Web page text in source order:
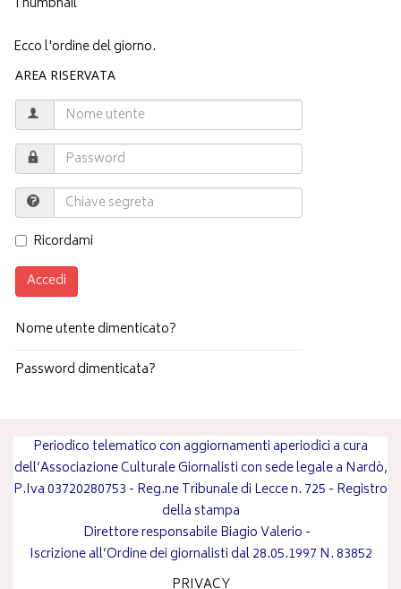
Ecco l'ordine del giorno.
AREA RISERVATA
Ricordami
Accedi
Nome utente dimenticato?
Password dimenticata?
Periodico telematico con aggiornamenti aperiodici a cura
dell’Associazione Culturale Giornalisti con sede legale a Nardò,
P.Iva 03720280753 - Reg.ne Tribunale di Lecce n. 725 - Registro
della stampa
Direttore responsabileBiagio Valerio -
Iscrizione all’Ordine dei giornalisti dal 28.05.1997 N. 83852